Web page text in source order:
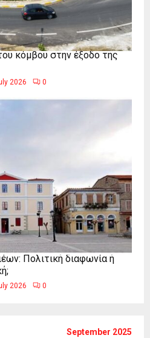
κόμβου στην έξοδο της
2026 0
Πολιτική διαφωνία ή
2026 0
September 2025